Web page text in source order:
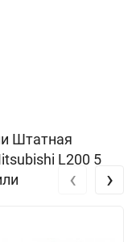
Штатная
L200 5
‹ ›